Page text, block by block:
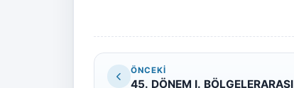
ÖNCEKI
45. DÖNEM I. BÖLGELERARASI